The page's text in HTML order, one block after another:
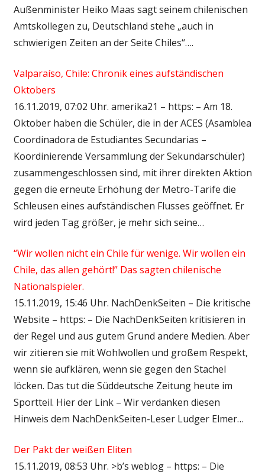
Außenminister Heiko Maas sagt seinem chilenischen
Amtskollegen zu, Deutschland stehe „auch in
schwierigen Zeiten an der Seite Chiles“….
Valparaíso, Chile: Chronik eines aufständischen
Oktobers
16.11.2019, 07:02 Uhr. amerika21 – https: – Am 18.
Oktober haben die Schüler, die in der ACES (Asamblea
Coordinadora de Estudiantes Secundarias –
Koordinierende Versammlung der Sekundarschüler)
zusammengeschlossen sind, mit ihrer direkten Aktion
gegen die erneute Erhöhung der Metro-Tarife die
Schleusen eines aufständischen Flusses geöffnet. Er
wird jeden Tag größer, je mehr sich seine…
“Wir wollen nicht ein Chile für wenige. Wir wollen ein
Chile, das allen gehört!” Das sagten chilenische
Nationalspieler.
15.11.2019, 15:46 Uhr. NachDenkSeiten – Die kritische
Website – https: – Die NachDenkSeiten kritisieren in
der Regel und aus gutem Grund andere Medien. Aber
wir zitieren sie mit Wohlwollen und großem Respekt,
wenn sie aufklären, wenn sie gegen den Stachel
löcken. Das tut die Süddeutsche Zeitung heute im
Sportteil. Hier der Link – Wir verdanken diesen
Hinweis dem NachDenkSeiten-Leser Ludger Elmer…
Der Pakt der weißen Eliten
15.11.2019, 08:53 Uhr. >b’s weblog – https: – Die